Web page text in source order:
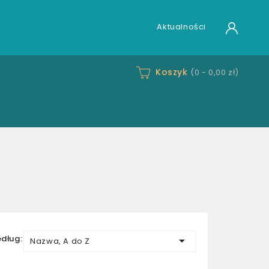
Aktualności
Koszyk (0 -0,00 zł)
Nazwa, A do Z 